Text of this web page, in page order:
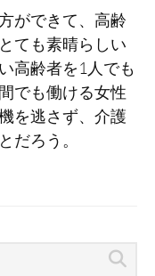
ができて、高齢
ても素晴らしい
高齢者を1人でも
でも働ける女性
を逃さず、介護
だろう。